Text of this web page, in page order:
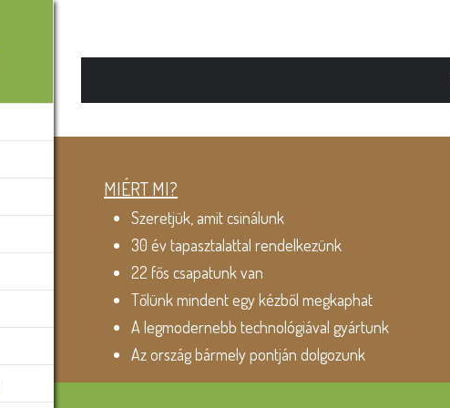
MIÉRT MI?
Szeretjük, amit csinálunk
30 év tapasztalattal rendelkezünk
22 fős csapatunk van
Tőlünk mindent egy kézből megkaphat
A legmodernebb technológiával gyártunk
Az ország bármely pontján dolgozunk